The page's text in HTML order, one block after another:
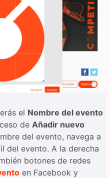
el Nombre del evento
de Añadir nuevo
del evento, navega a
del evento. A la derecha
botones de redes
en Facebook y